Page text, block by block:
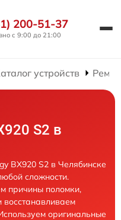
200-51-37
с 9:00 до 21:00
устройств
S2 в
BX920 S2 в Челябинске
сложности.
причины поломки,
оригинальные